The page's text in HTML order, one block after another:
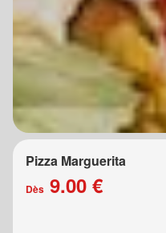
Pizza Marguerita
Dès 9.00 €